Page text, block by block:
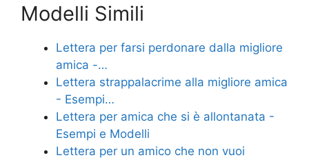
c
e
b
o
o
k
itt
er
er
e
st
ai
l
di
di
Modelli Simili
Lettera per farsi perdonare dalla migliore
amica -…
Lettera strappalacrime alla migliore amica
- Esempi…
Lettera per amica che si è allontanata -
Esempi e Modelli
Lettera per un amico che non vuoi